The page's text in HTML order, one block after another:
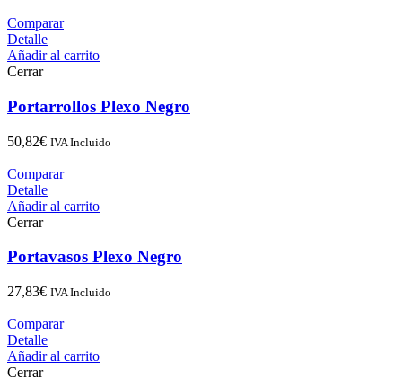
Comparar
Detalle
Añadir al carrito
Cerrar
Portarrollos Plexo Negro
50,82€ IVA Incluido
Comparar
Detalle
Añadir al carrito
Cerrar
Portavasos Plexo Negro
27,83€ IVA Incluido
Comparar
Detalle
Añadir al carrito
Cerrar